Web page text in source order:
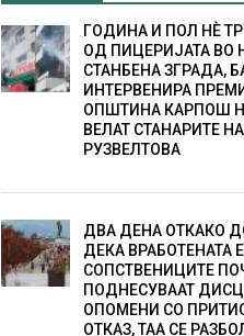
ГОДИНА И ПОЛ НÈ
ОД ПИЦЕРИЈАТА ВО
СТАНБЕНА ЗГРАДА,
ИНТЕРВЕНИРА
ОПШТИНА КАРПОШ
ВЕЛАТ СТАНАРИТЕ
РУЗВЕЛТОВА
ДВА ДЕНА ОТКАКО
ДЕКА ВРАБОТЕНАТА
СОПСТВЕНИЦИТЕ
ПОДНЕСУВААТ
ОПОМЕНИ СО
ОТКАЗ, ТАА СЕ